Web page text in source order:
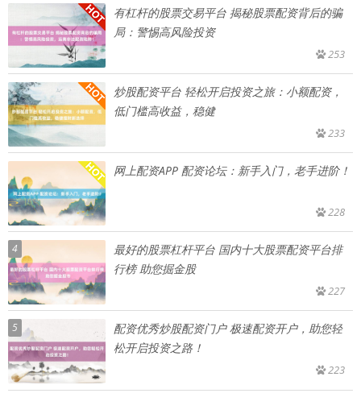
有杠杆的股票交易平台 揭秘股票配资背后的骗
局：警惕高风险投资
253
炒股配资平台 轻松开启投资之旅：小额配资，
低门槛高收益，稳健
233
网上配资APP 配资论坛：新手入门，老手进阶！
228
4
最好的股票杠杆平台 国内十大股票配资平台排
行榜 助您掘金股
227
5
配资优秀炒股配资门户 极速配资开户，助您轻
松开启投资之路！
223